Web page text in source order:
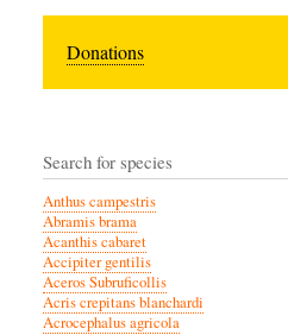
Donations
Search for species
Anthus campestris
Abramis brama
Acanthis cabaret
Accipiter gentilis
Aceros Subruficollis
Acris crepitans blanchardi
Acrocephalus agricola